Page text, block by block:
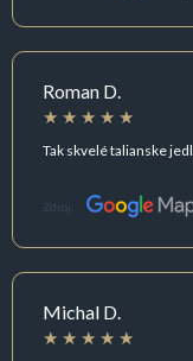
Roman D.
Tak skvelé talianske
Zdroj:
Michal D.